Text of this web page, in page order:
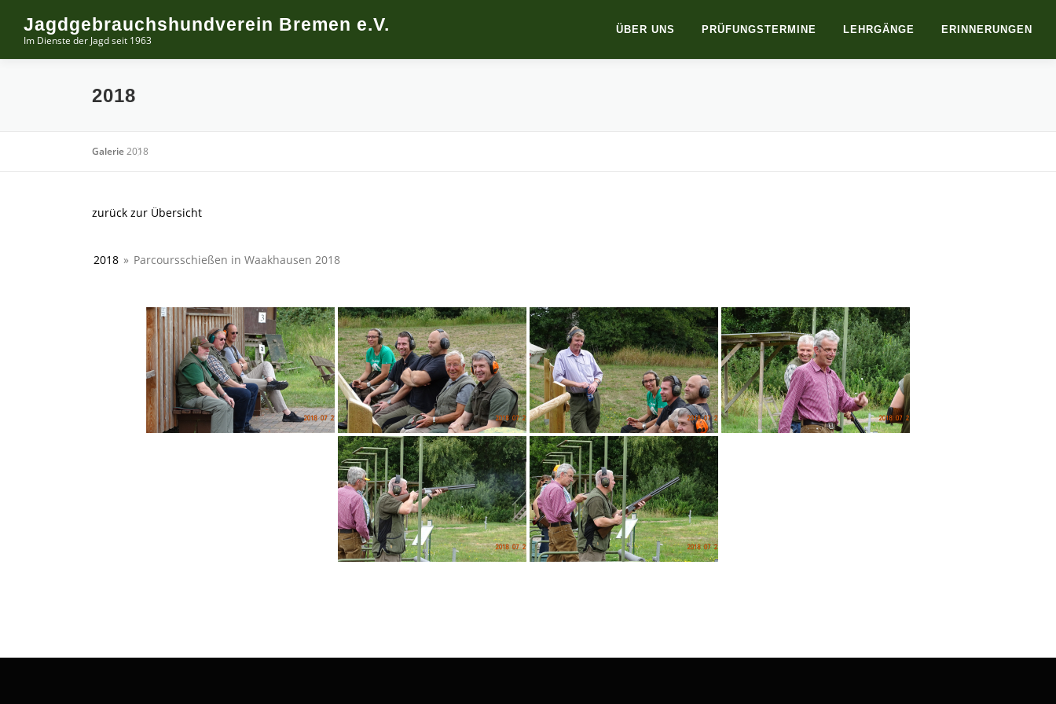
Inhalt
springen
Jagdgebrauchshundverein Bremen e.V.
Im Dienste der Jagd seit 1963
ÜBER UNS PRÜFUNGSTERMINE LEHRGÄNGE ERINNERUNGEN
2018
Galerie2018
zurück zur Übersicht
2018 » Parcoursschießen in Waakhausen 2018